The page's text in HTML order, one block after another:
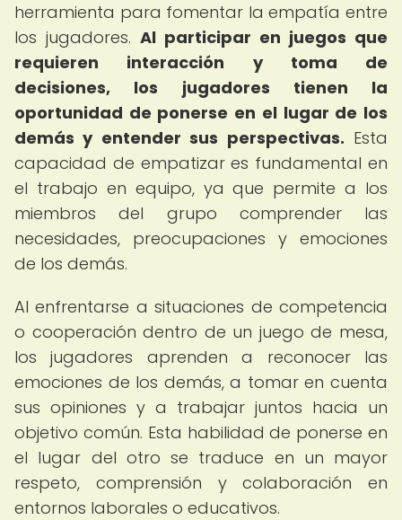
herramienta para fomentar la empatía entre
los jugadores. Al participar en juegos que
requieren interacción y toma de
decisiones, los jugadores tienen la
oportunidad de ponerse en el lugar de los
demás y entender sus perspectivas. Esta
capacidad de empatizar es fundamental en
el trabajo en equipo, ya que permite a los
miembros del grupo comprender las
necesidades, preocupaciones y emociones
de los demás.
Al enfrentarse a situaciones de competencia
o cooperación dentro de un juego de mesa,
los jugadores aprenden a reconocer las
emociones de los demás, a tomar en cuenta
sus opiniones y a trabajar juntos hacia un
objetivo común. Esta habilidad de ponerse en
el lugar del otro se traduce en un mayor
respeto, comprensión y colaboración en
entornos laborales o educativos.